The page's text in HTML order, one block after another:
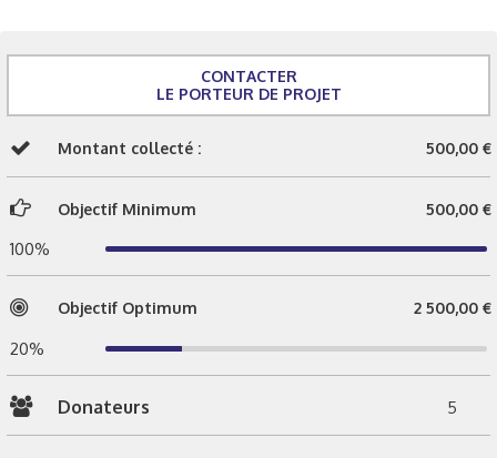
CONTACTER
LE PORTEUR DE PROJET
Montant collecté : 500,00 €
Objectif Minimum 500,00 €
100%
Objectif Optimum 2 500,00 €
20%
Donateurs 5